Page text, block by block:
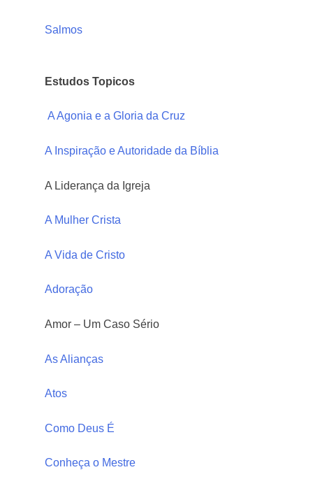
Salmos
Estudos Topicos
A Agonia e a Gloria da Cruz
A Inspiração e Autoridade da Bíblia
A Liderança da Igreja
A Mulher Crista
A Vida de Cristo
Adoração
Amor – Um Caso Sério
As Alianças
Atos
Como Deus É
Conheça o Mestre